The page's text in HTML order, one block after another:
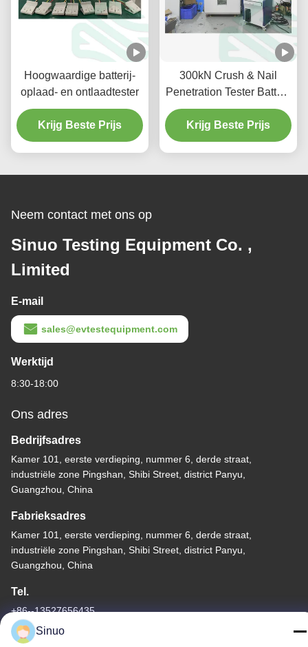
Hoogwaardige batterij-
oplaad- en ontlaadtester
Krijg Beste Prijs
300kN Crush & Nail
Penetration Tester Batterij
Veiligheid Testkamer
Krijg Beste Prijs
Neem contact met ons op
Sinuo Testing Equipment Co. ,
Limited
E-mail
sales@evtestequipment.com
Werktijd
8:30-18:00
Ons adres
Bedrijfsadres
Kamer 101, eerste verdieping, nummer 6, derde straat,
industriële zone Pingshan, Shibi Street, district Panyu,
Guangzhou, China
Fabrieksadres
Kamer 101, eerste verdieping, nummer 6, derde straat,
industriële zone Pingshan, Shibi Street, district Panyu,
Guangzhou, China
Tel.
+86--13527656435
Sinuo